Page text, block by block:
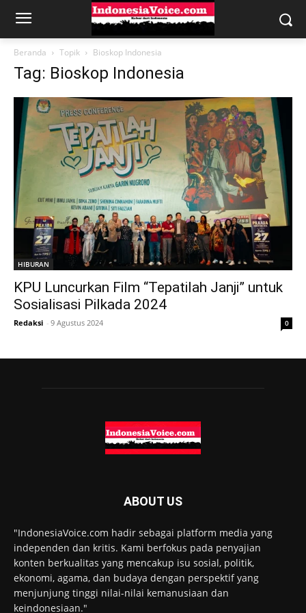
Beranda Topik Bioskop Indonesia
Tag: Bioskop Indonesia
HIBURAN
KPU Luncurkan Film “Tepatilah Janji” untuk
Sosialisasi Pilkada 2024
Redaksi - 9 Agustus 2024 0
ABOUT US
"IndonesiaVoice.com hadir sebagai platform media yang
independen dan kritis. Kami berfokus pada penyajian
konten berkualitas yang mencakup isu sosial, politik,
ekonomi, agama, dan budaya dengan perspektif yang
menjunjung tinggi nilai-nilai kemanusiaan dan
keindonesiaan."